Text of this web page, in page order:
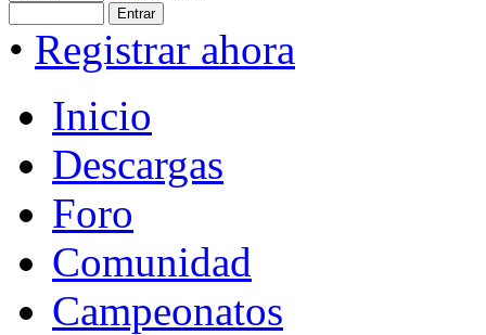
• Registrar ahora
Inicio
Descargas
Foro
Comunidad
Campeonatos